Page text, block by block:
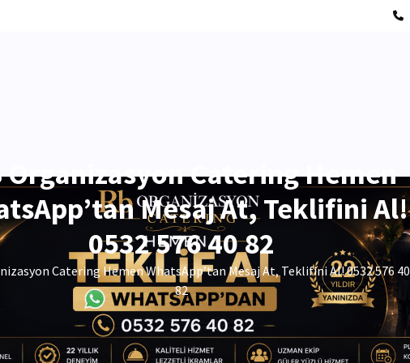
Organizasyon Catering Hemen
Mesaj At, Teklifini Al!
0532 576 40 82
Catering Hemen WhatsApp’tan Mesaj At, Teklifini Al! 0532 576 40
82